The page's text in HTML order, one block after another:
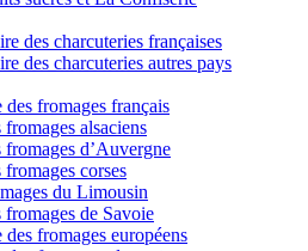
des charcuteries françaises
des charcuteries autres pays
des fromages français
fromages alsaciens
fromages d’Auvergne
fromages corses
du Limousin
fromages de Savoie
des fromages européens